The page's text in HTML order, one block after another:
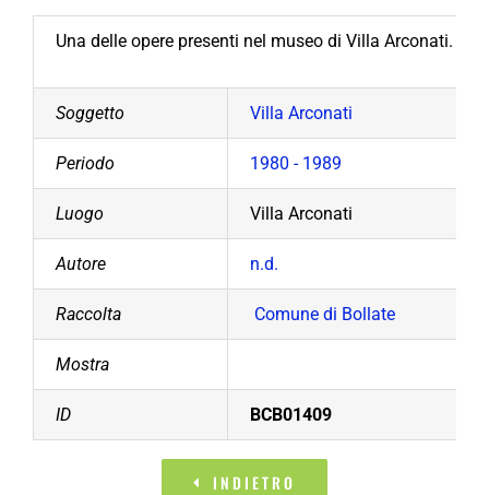
Una delle opere presenti nel museo di Villa Arconati.
Soggetto Villa Arconati
Periodo 1980 - 1989
Luogo Villa Arconati
Autore n.d.
Raccolta Comune di Bollate
Mostra
ID BCB01409
INDIETRO